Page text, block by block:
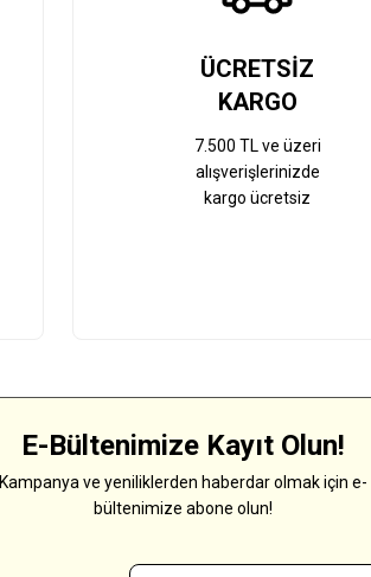
ÜCRETSİZ
KARGO
7.500 TL ve üzeri
alışverişlerinizde
kargo ücretsiz
E-Bültenimize Kayıt Olun!
Kampanya ve yeniliklerden haberdar olmak için e-
bültenimize abone olun!